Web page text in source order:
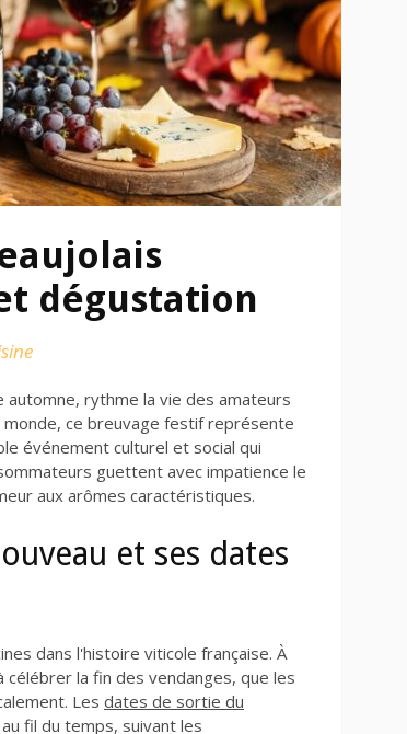
dégustation
automne, rythme la vie des amateurs
ce breuvage festif représente
événement culturel et social qui
guettent avec impatience le
aux arômes caractéristiques.
et ses dates
dans l'histoire viticole française. À
la fin des vendanges, que les
Les dates de sortie du
fil du temps, suivant les